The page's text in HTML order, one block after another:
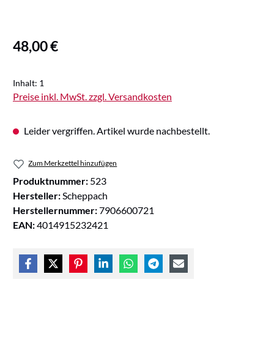
Regulärer Preis:
48,00 €
Inhalt: 1
Preise inkl. MwSt. zzgl. Versandkosten
Leider vergriffen. Artikel wurde nachbestellt.
Zum Merkzettel hinzufügen
Produktnummer: 523
Hersteller: Scheppach
Herstellernummer:7906600721
EAN:4014915232421